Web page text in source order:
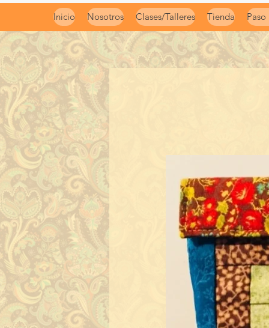
Inicio Nosotros Clases/Talleres Tienda Paso